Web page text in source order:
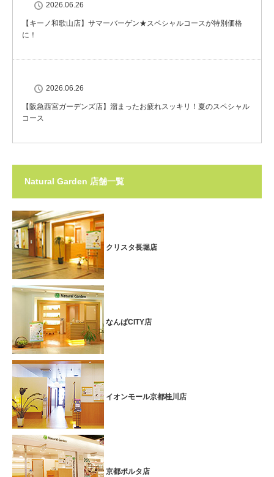
2026.06.26
【キーノ和歌山店】サマーバーゲン★スペシャルコースが特別価格
に！
2026.06.26
【阪急西宮ガーデンズ店】溜まったお疲れスッキリ！夏のスペシャル
コース
Natural Garden 店舗一覧
クリスタ長堀店
なんばCITY店
イオンモール京都桂川店
京都ポルタ店